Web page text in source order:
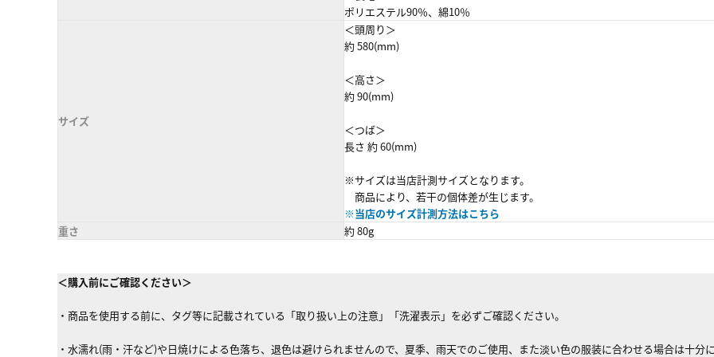
ポリエステル90％、綿10％
サイズ
＜頭周り＞
約 580(mm)
＜高さ＞
約 90(mm)
＜つば＞
長さ 約 60(mm)
※サイズは当店計測サイズとなります。
商品により、若干の個体差が生じます。
※当店のサイズ計測方法はこちら
重さ
約 80g
＜購入前にご確認ください＞
・商品を使用する前に、タグ等に記載されている「取り扱い上の注意」「洗濯表示」を必ずご確認ください。
・水濡れ(雨・汗など)や日焼けによる色落ち、退色は避けられませんので、夏季、雨天でのご使用、また淡い色の服装に合わせる場合は十分